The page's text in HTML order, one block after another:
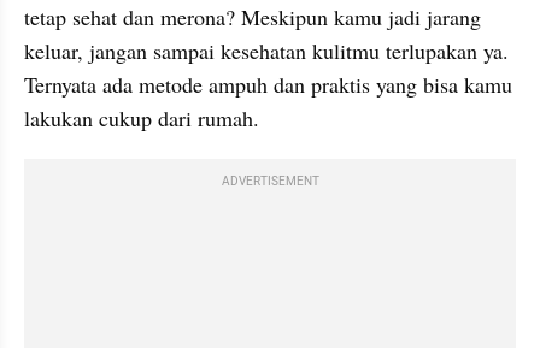
tetap sehat dan merona? Meskipun kamu jadi jarang
keluar, jangan sampai kesehatan kulitmu terlupakan ya.
Ternyata ada metode ampuh dan praktis yang bisa kamu
lakukan cukup dari rumah.
ADVERTISEMENT